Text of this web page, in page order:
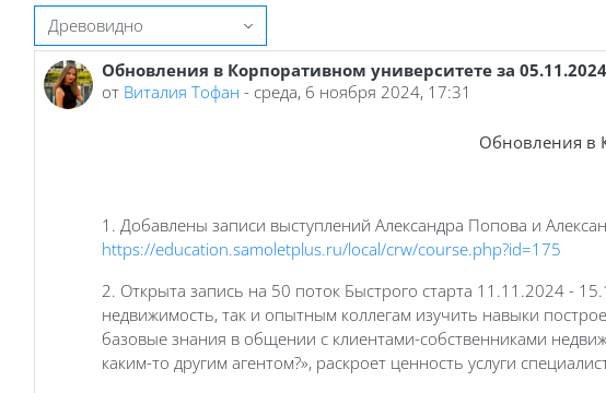
Режим отображения
Обновления в Корпоративном университете за
от Виталия Тофан - среда, 6 ноября 2024, 17:31
Количество ответов: 0
Обновления в
1. Добавлены записи выступлений Александра Попова и
https://education.samoletplus.ru/local/crw/course.php?id=175
2. Открыта запись на 50 поток Быстрого старта 11.11.2024 -
недвижимость, так и опытным коллегам изучить навыки
базовые знания в общении с клиентами-собственниками
каким-то другим агентом?», раскроет ценность услуги